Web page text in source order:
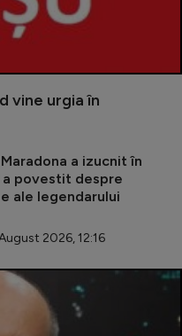
vine urgia în
a izucnit în
a povestit despre
ale legendarului
2026, 12:16